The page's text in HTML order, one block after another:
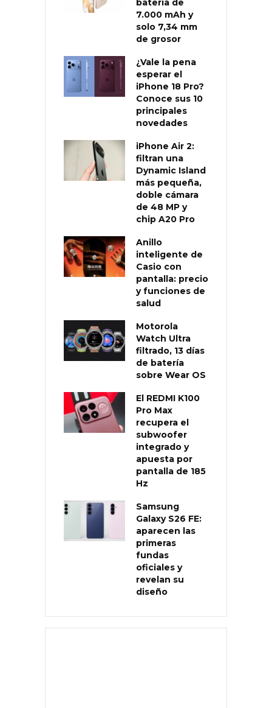
7.000 mAh y
solo 7,34 mm
de grosor
¿Vale la pena
esperar el
iPhone 18 Pro?
Conoce sus 10
principales
novedades
iPhone Air 2:
filtran una
Dynamic Island
más pequeña,
doble cámara
de 48 MP y
chip A20 Pro
Anillo
inteligente de
Casio con
pantalla: precio
y funciones de
salud
Motorola
Watch Ultra
filtrado, 13 días
de batería
sobre Wear OS
El REDMI K100
Pro Max
recupera el
subwoofer
integrado y
apuesta por
pantalla de 185
Hz
Samsung
Galaxy S26 FE:
aparecen las
primeras
fundas
oficiales y
revelan su
diseño